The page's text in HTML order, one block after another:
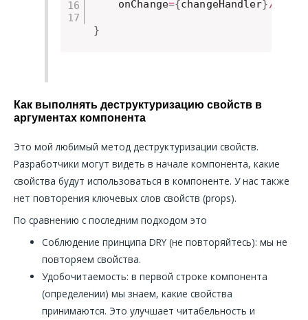
    onChange
={changeHandler}/
}
Как выполнять деструктуризацию свойств в
аргументах компонента
Это мой любимый метод деструктуризации свойств.
Разработчики могут видеть в начале компонента, какие
свойства будут использоваться в компоненте. У нас также
нет повторения ключевых слов свойств (props).
По сравнению с последним подходом это
Соблюдение принципа DRY (не повторяйтесь): мы не
повторяем свойства.
Удобочитаемость: в первой строке компонента
(определении) мы знаем, какие свойства
принимаются. Это улучшает читабельность и